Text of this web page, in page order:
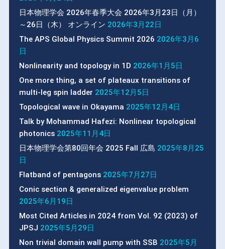
日本物理学会 2026年春季大会 2026年3月23日（月）
～26日（木） オンライン 2026年3月22日
The APS Global Physics Summit 2026 2026年3月6
日
Nonlinearity and topology in 1D 2026年1月5日
One more thing, a set of plateaux transitions of
multi-leg spin ladder 2025年12月5日
Topological wave in Okayama 2025年12月4日
Talk by Mohammad Hafezi: Nonlinear topological
photonics 2025年11月4日
日本物理学会第80回年会 2025 Fall 広島 2025年8月25
日
Flatband of pentagons 2025年7月27日
Conic section & generalized eigenvalue problem
2025年6月19日
Most Cited Articles in 2024 from Vol. 92 (2023) of
JPSJ 2025年5月29日
Non trivial domain wall pump with SSB 2025年5月